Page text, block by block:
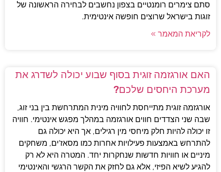
סתם צימרים רומנטיים בצפון נחשבים לבחירה הראשונה של
זוגות בישראל שרוצים חופשה אינטימית.
לקריאת המאמר »
האם אורגזמה זוגית בסוף שבוע יכולה לשדרג את
מערכת היחסים שלכם?
אורגזמה זוגית מתייחסת לחוויה מינית המתרחשת בין בני זוג,
שבה שני הצדדים חווים אורגזמה במהלך מפגש אינטימי. חוויה
זו יכולה להיות חלק מיחסי מין רגילים, אך היא יכולה גם
להתרחש באמצעות פעילויות אחרות כמו מסאז'ים, משחקים
מיניים או חוויות חדשות שנחקרות יחד. המטרה היא לא רק
להגיע לשיא הפיזי, אלא גם לחזק את הקשר הרגשי והאינטימי